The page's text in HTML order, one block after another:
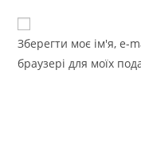
Зберегти моє ім'я, e-
браузері для моїх